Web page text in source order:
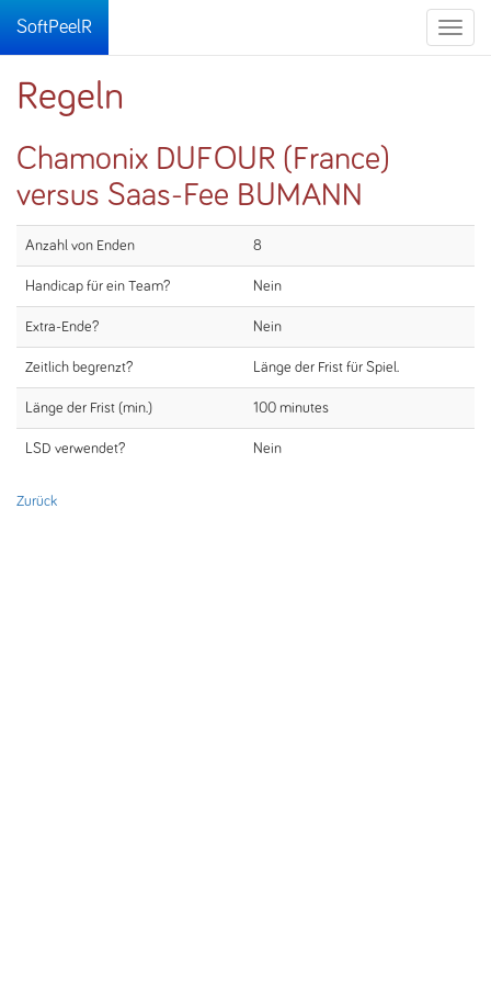
Toggle
SoftPeelR
Regeln
Chamonix DUFOUR (France)
versus Saas-Fee BUMANN
Anzahl von Enden 8
Handicap für ein Team? Nein
Extra-Ende? Nein
Zeitlich begrenzt? Länge der Frist für Spiel.
Länge der Frist (min.) 100 minutes
LSD verwendet? Nein
Zurück